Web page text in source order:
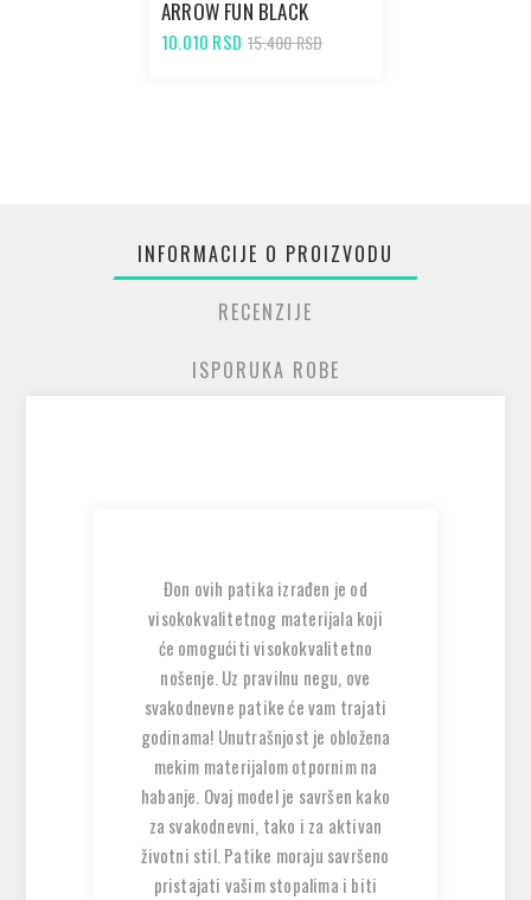
ARROW FUN BLACK
10.010 RSD 15.400 RSD
INFORMACIJE O PROIZVODU
RECENZIJE
ISPORUKA ROBE
Đon ovih patika izrađen je od
visokokvalitetnog materijala koji
će omogućiti visokokvalitetno
nošenje. Uz pravilnu negu, ove
svakodnevne patike će vam trajati
godinama! Unutrašnjost je obložena
mekim materijalom otpornim na
habanje. Ovaj model je savršen kako
za svakodnevni, tako i za aktivan
životni stil. Patike moraju savršeno
pristajati vašim stopalima i biti